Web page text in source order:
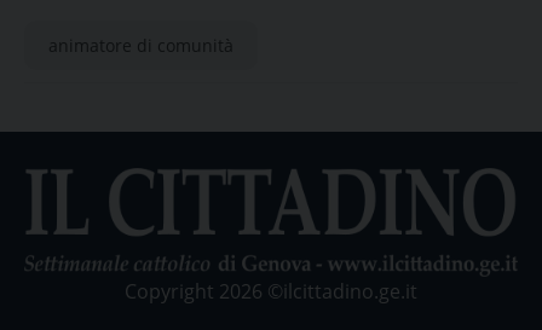
animatore di comunità
Copyright 2026 ©ilcittadino.ge.it